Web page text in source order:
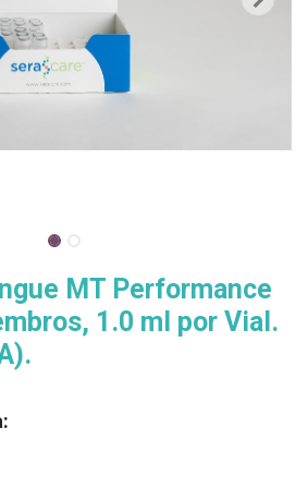
MT Performance
1.0 ml por Vial.